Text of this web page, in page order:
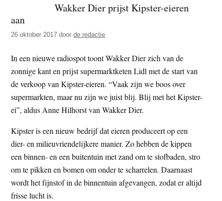
z
e
s
i
t
e
e
n
e
z
e
s
i
e
Wakker Dier prijst Kipster-eieren
aan
26 oktober 2017 doorde redactie
In een nieuwe radiospot toont Wakker Dier zich van de
zonnige kant en prijst supermarktketen Lidl met de start van
de verkoop van Kipster-eieren. “Vaak zijn we boos over
supermarkten, maar nu zijn we juist blij. Blij met het Kipster-
ei”, aldus Anne Hilhorst van Wakker Dier.
Kipster is een nieuw bedrijf dat eieren produceert op een
dier- en milieuvriendelijkere manier. Zo hebben de kippen
een binnen- en een buitentuin met zand om te stofbaden, stro
om te pikken en bomen om onder te scharrelen. Daarnaast
wordt het fijnstof in de binnentuin afgevangen, zodat er altijd
frisse lucht is.